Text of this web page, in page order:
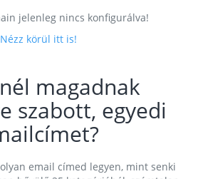
jelenleg nincs konfigurálva!
Nézz körül itt is!
magadnak
szabott, egyedi
email címed legyen, mint senki